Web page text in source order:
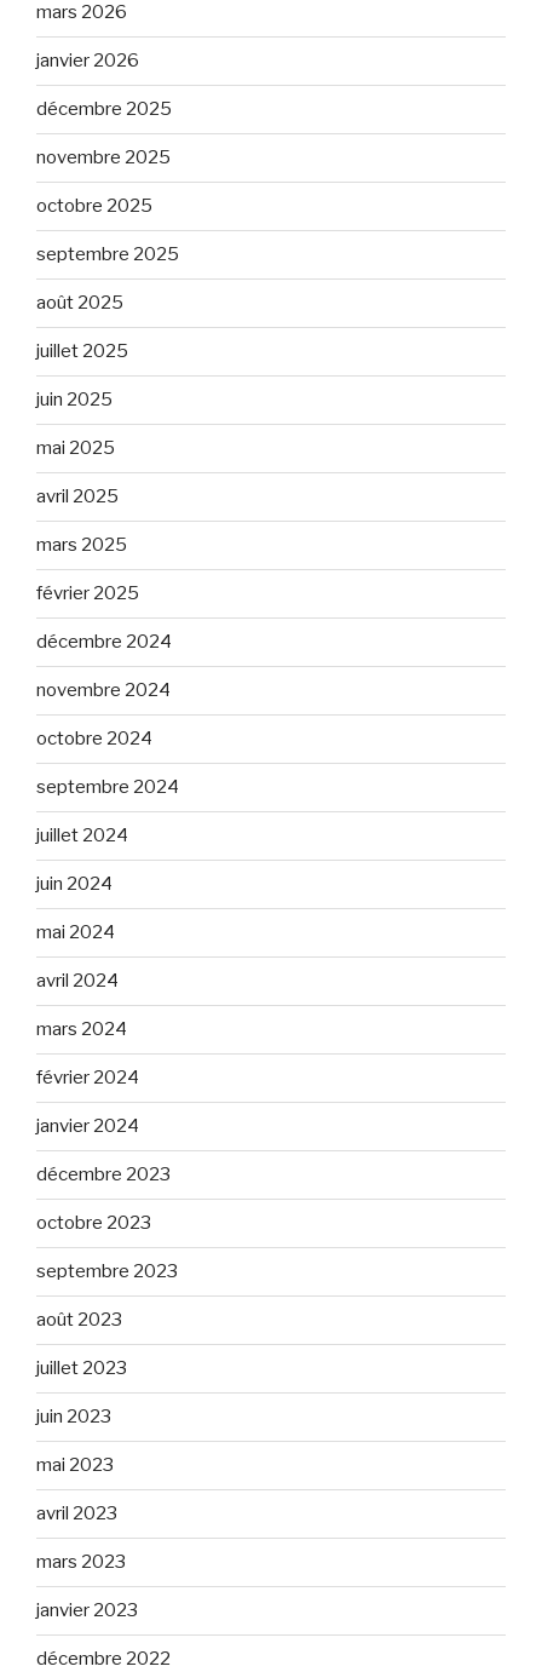
mars 2026
janvier 2026
décembre 2025
novembre 2025
octobre 2025
septembre 2025
août 2025
juillet 2025
juin 2025
mai 2025
avril 2025
mars 2025
février 2025
décembre 2024
novembre 2024
octobre 2024
septembre 2024
juillet 2024
juin 2024
mai 2024
avril 2024
mars 2024
février 2024
janvier 2024
décembre 2023
octobre 2023
septembre 2023
août 2023
juillet 2023
juin 2023
mai 2023
avril 2023
mars 2023
janvier 2023
décembre 2022